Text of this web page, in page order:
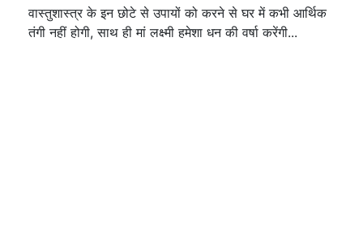
वास्तुशास्त्र के इन छोटे से उपायों को करने से घर में कभी आर्थिक
तंगी नहीं होगी, साथ ही मां लक्ष्मी हमेशा धन की वर्षा करेंगी...